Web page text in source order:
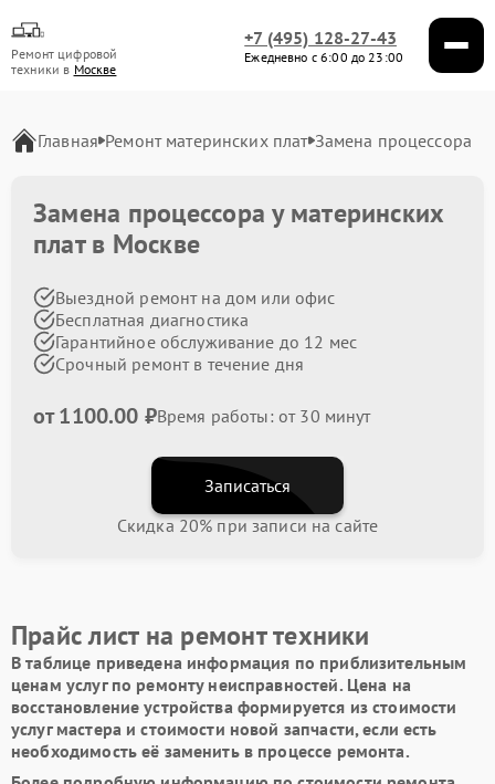
Ремонт цифровой
техники в Москве
+7 (495) 128-27-43
Ежедневно с 6:00 до 23:00
Главная Ремонт материнских плат Замена процессора
Замена процессора у материнских
плат в Москве
Выездной ремонт на дом или офис
Бесплатная диагностика
Гарантийное обслуживание до 12 мес
Срочный ремонт в течение дня
от 1100.00 ₽Время работы: от 30 минут
Записаться
Скидка 20% при записи на сайте
Прайс лист на ремонт техники
В таблице приведена информация по приблизительным
ценам услуг по ремонту неисправностей. Цена на
восстановление устройства формируется из стоимости
услуг мастера и стоимости новой запчасти, если есть
необходимость её заменить в процессе ремонта.